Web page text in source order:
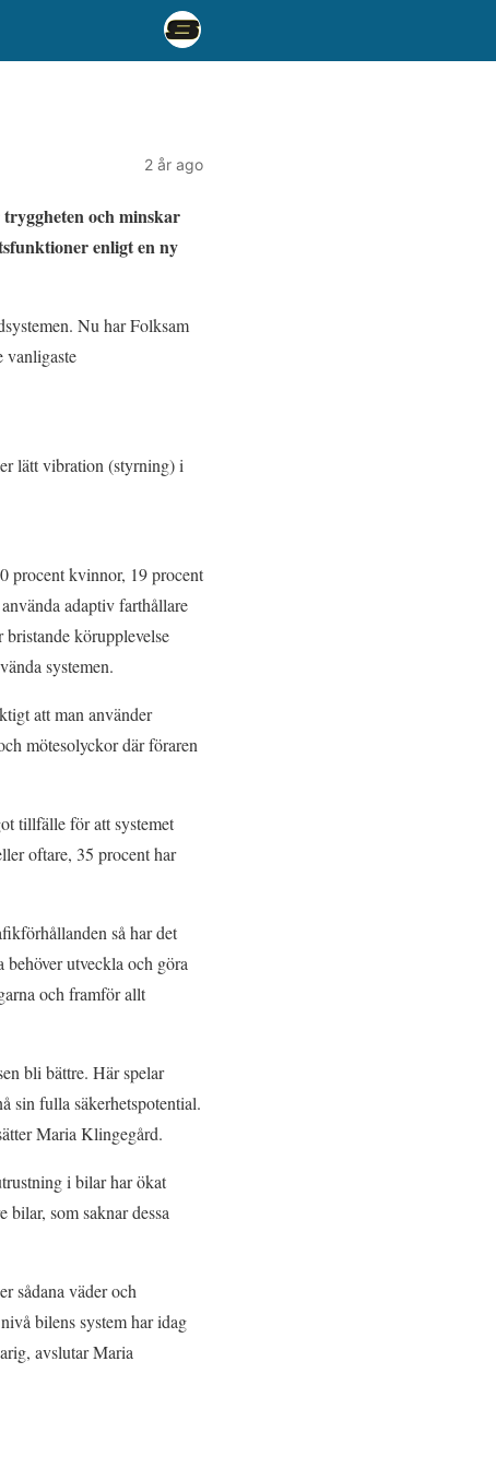
2 år ago
och minskar
enligt en ny
Nu har Folksam
vanligaste
lätt vibration (styrning) i
procent kvinnor, 19 procent
adaptiv farthållare
körupplevelse
systemen.
att man använder
mötesolyckor där föraren
tillfälle för att systemet
oftare, 35 procent har
så har det
utveckla och göra
och framför allt
bli bättre. Här spelar
sin fulla säkerhetspotential.
Maria Klingegård.
i bilar har ökat
som saknar dessa
sådana väder och
bilens system har idag
avslutar Maria